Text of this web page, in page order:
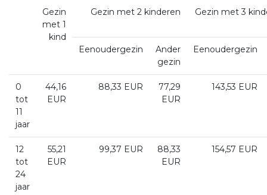
Gezin
met 1
kind
Gezin met 2 kinderen Gezin met 3
Eenoudergezin
Ander
gezin
Eenoudergezin
0
tot
11
jaar
44,16
EUR
88,33 EUR
77,29
EUR
143,53 EUR
12
tot
24
jaar
55,21
EUR
99,37 EUR
88,33
EUR
154,57 EUR